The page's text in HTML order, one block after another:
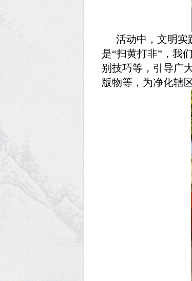
活动中，文明实
是“扫黄打非”，我
别技巧等， 引导广
版物等，为净化辖